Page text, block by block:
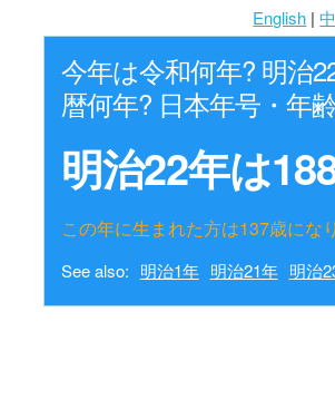
English |
今年は令和何年? 明治
暦何年? 日本年号・年
明治22年は
この年に生まれた方は137歳にな
See also: 明治1年 明治21年 明治